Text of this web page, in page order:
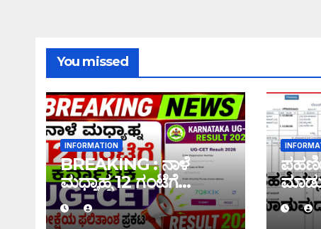
You missed
INFORMATION
BREAKING : ನಾಳೆ
ಮಧ್ಯಾಹ್ನ 12 ಗಂಟೆಗೆ
ಕರ್ನಾಟಕ UG-CET
ಪರೀಕ್ಷೆಯ ಫಲಿತಾಂಶ ಪ್ರಕಟ
ಇಲ್ಲಿದೆ